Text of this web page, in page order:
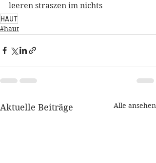
leeren straszen im nichts
HAUT
#haut
Aktuelle Beiträge Alle ansehen